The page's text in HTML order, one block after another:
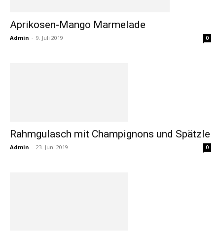
Aprikosen-Mango Marmelade
Admin - 9. Juli 2019 0
Rahmgulasch mit Champignons und Spätzle
Admin - 23. Juni 2019 0